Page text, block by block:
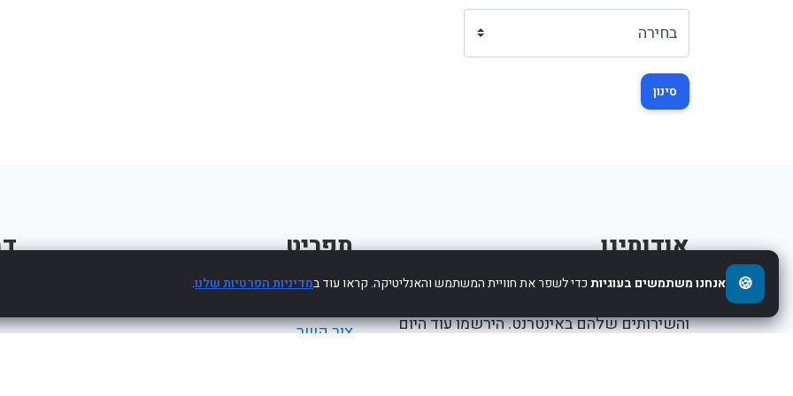
סינון
אודותינו
והשירותים שלהם באינטרנט. הירשמו עוד היום
תפריט
צור קשר
🍪 אנחנו משתמשים בעוגיותכדי לשפר את חוויית המשתמש והאנליטיקה. קראו עוד במדיניות הפרטיות שלנו.